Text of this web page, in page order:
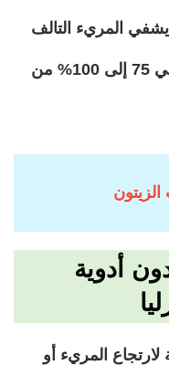
المريء التالف
تماما خلال ستة إلى ثمانية أسابيع في 75 إلى 100% من
أدوية
المريء أو